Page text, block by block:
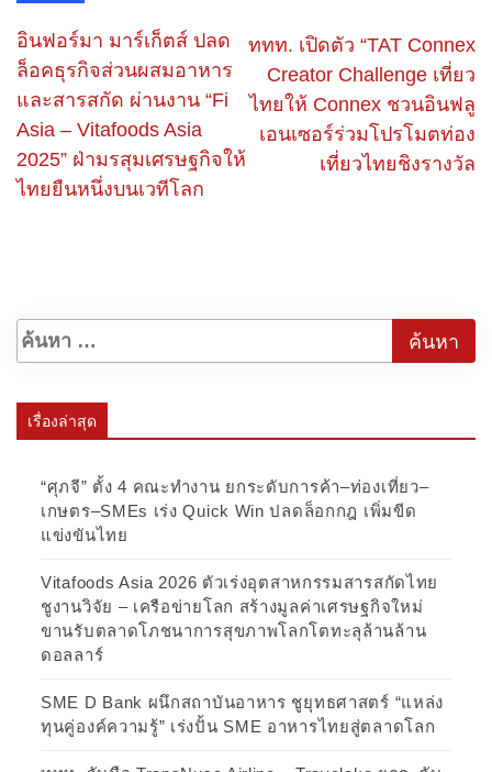
อินฟอร์มา มาร์เก็ตส์ ปลด
ล็อคธุรกิจส่วนผสมอาหาร
และสารสกัด ผ่านงาน “Fi
Asia – Vitafoods Asia
2025” ฝ่ามรสุมเศรษฐกิจให้
ไทยยืนหนึ่งบนเวทีโลก
ททท. เปิดตัว “TAT Connex
Creator Challenge เที่ยว
ไทยให้ Connex ชวนอินฟลู
เอนเซอร์ร่วมโปรโมตท่อง
เที่ยวไทยชิงรางวัล
เรื่องล่าสุด
“ศุภจี” ตั้ง 4 คณะทำงาน ยกระดับการค้า–ท่องเที่ยว–
เกษตร–SMEs เร่ง Quick Win ปลดล็อกกฎ เพิ่มขีด
แข่งขันไทย
Vitafoods Asia 2026 ตัวเร่งอุตสาหกรรมสารสกัดไทย
ชูงานวิจัย – เครือข่ายโลก สร้างมูลค่าเศรษฐกิจใหม่
ขานรับตลาดโภชนาการสุขภาพโลกโตทะลุล้านล้าน
ดอลลาร์
SME D Bank ผนึกสถาบันอาหาร ชูยุทธศาสตร์ “แหล่ง
ทุนคู่องค์ความรู้” เร่งปั้น SME อาหารไทยสู่ตลาดโลก